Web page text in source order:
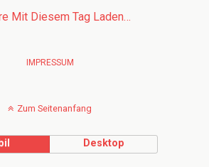
Mit Diesem Tag Laden…
IMPRESSUM
Zum Seitenanfang
Desktop